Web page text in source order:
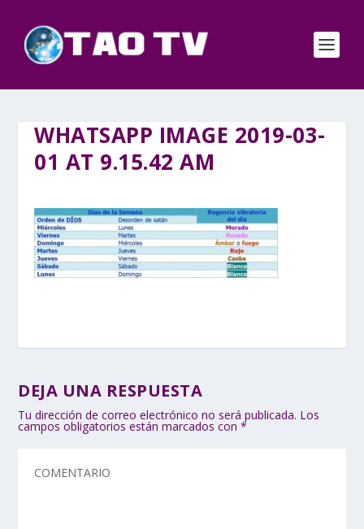
WHATSAPP IMAGE 2019-03-
01 AT 9.15.42 AM
DEJA UNA RESPUESTA
Tu dirección de correo electrónico no será publicada. Los
campos obligatorios están marcados con*